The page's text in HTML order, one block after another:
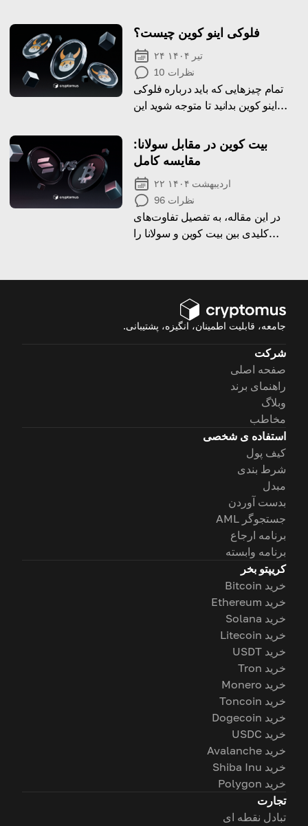
options for beginners.
فلوکی اینو کوین چیست؟
۲۴ تیر ۱۴۰۴
10 نظرات
تمام چیزهایی که باید درباره فلوکی
اینو کوین بدانید تا متوجه شوید این
بیت کوین در مقابل سولانا:
مقایسه کامل
۲۲ اردیبهشت ۱۴۰۴
96 نظرات
در این مقاله، به تفصیل تفاوت‌های
کلیدی بین بیت کوین و سولانا را
جامعه، قابلیت اطمینان، انگیزه، پشتیبانی.
شرکت
صفحه اصلی
راهنمای برند
وبلاگ
مخاطب
استفاده ی شخصی
کیف پول
شرط بندی
مبدل
بدست آوردن
جستجوگر AML
برنامه ارجاع
برنامه وابسته
کریپتو بخر
خرید Bitcoin
خرید Ethereum
خرید Solana
خرید Litecoin
خرید USDT
خرید Tron
خرید Monero
خرید Toncoin
خرید Dogecoin
خرید USDC
خرید Avalanche
خرید Shiba Inu
خرید Polygon
تجارت
تبادل نقطه ای